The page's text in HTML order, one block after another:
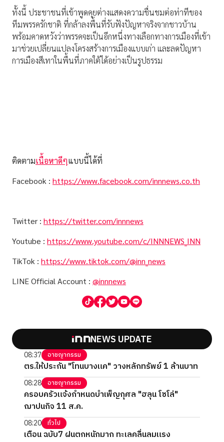
ทั้งนี้ ประชาชนที่เข้าพูดคุยต่างแสดงความชื่นชมต่อท่าทีของ
ทีมพรรครักชาติ ที่กล้าลงพื้นที่รับฟังปัญหาจริงจากชาวบ้าน
พร้อมคาดหวังว่าพรรคจะเป็นอีกหนึ่งทางเลือกทางการเมืองที่เข้า
มาช่วยเปลี่ยนแปลงโครงสร้างการเมืองแบบเก่า และลดปัญหา
การเมืองสีเทาในพื้นที่ภาคใต้ได้อย่างเป็นรูปธรรม
ติดตามเนื้อหาดีๆแบบนี้ได้ที่
Facebook : https://www.facebook.com/innnews.co.th
Twitter : https://twitter.com/innnews
Youtube : https://www.youtube.com/c/INNNEWS_INN
TikTok : https://www.tiktok.com/@inn_news
LINE Official Account : @innnews
NEWS UPDATE
08:37 อาชญากรรม
ตร.ให้ประกัน "โทนบางแค" วางหลักทรัพย์ 1 ล้านบาท
08:28 อาชญากรรม
ครอบครัวแจ้งกำหนดบำเพ็ญกุศล "ฮลุน โซโล่"
ฌาปนกิจ 11 ส.ค.
08:20 ทั่วไป
เตือน ฉบับ7 ฝนตกหนักมาก ทะเลคลื่นลมแรง